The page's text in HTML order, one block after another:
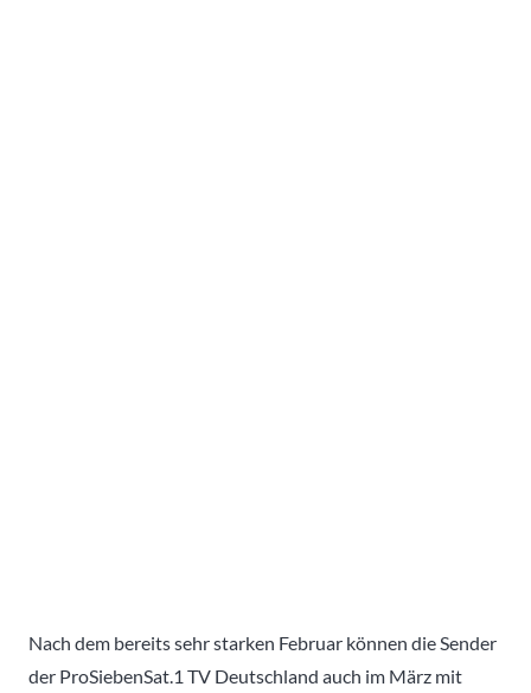
Nach dem bereits sehr starken Februar können die Sender
der ProSiebenSat.1 TV Deutschland auch im März mit